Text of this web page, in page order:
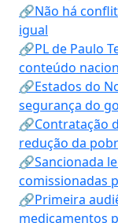
🔗Não há
igual
🔗PL de Paulo
conteúdo
🔗Estados do
segurança do
🔗Contratação
redução da
🔗Sancionada
comissionadas
🔗Primeira
medicamentos